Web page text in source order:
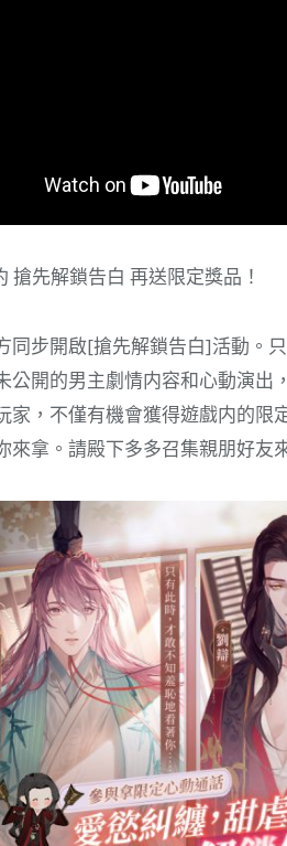
搶先解鎖告白 再送限定獎品！
同步開啟[搶先解鎖告白]活動。
公開的男主劇情内容和心動演
家，不僅有機會獲得遊戲内的限
來拿。請殿下多多召集親朋好友